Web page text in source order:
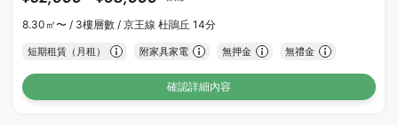
8.30㎡〜 / 3樓層數 / 京王線 杜鵑丘 14分
短期租賃（月租） 附家具家電 無押金 無禮金
確認詳細內容